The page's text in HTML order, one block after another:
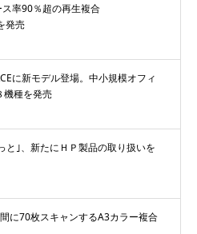
ス率90％超の再生複合
発売
に新モデル登場。中小規模オフィ
機種を発売
と｣、新たにＨＰ製品の取り扱いを
に70枚スキャンするA3カラー複合